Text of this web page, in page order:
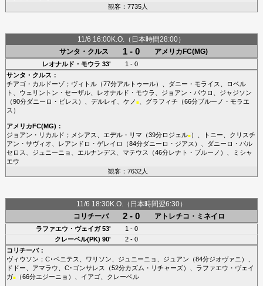
観客：7735人
11/6 16:00K.O.（日本時間28:00）
サンタ・クルス
1 - 0 アメリカFC(MG)
レオナルド・モウラ 33'
1 - 0
サンタ・クルス ：
チアゴ・カルドーゾ； ヴィトル（77分アルトゥール）、 ダニー・モライス
ロベル
ト
ウェリントン・セーザル、 レオナルド・モウラ ジョアン・パウロ
ジャジソン
（90分ダニーロ・ピレス ）、 デルレイ ケノ ■、 グラフィチ （66分ブルーノ・モラエ
ス ）
アメリカFC(MG) ：
ジョアン・リカルド ； メシアス エデル・リマ （39分ロジェル■）、 トニー
クリスチ
アン・サヴィオ
レアンドロ・ゲレイロ （84分ダニーロ・ジアス ）、 ダニーロ・バル
セロス
ジュニーニョ エルナンデス マテウス （46分レナト・ブルーノ ）、
ミシャ
エウ
観客：7632人
11/6 18:30K.O.（日本時間翌6:30）
コリチーバ
2 - 0 アトレチコ・ミネイロ
ラファエウ・ヴェイガ53'
1 - 0
クレーベル(PK) 90'
2 - 0
コリチーバ：
ヴィウソン ； C･ベニテス ワリソン ジュニーニョ ジュアン （84分ジオヴァニ ）、
ドドー
アマラウ C･ゴンサレス （52分カズム・リチャーズ）、 ラファエウ・ヴェイ
ガ■（66分エジーニョ ）、 イアゴ、 クレーベル